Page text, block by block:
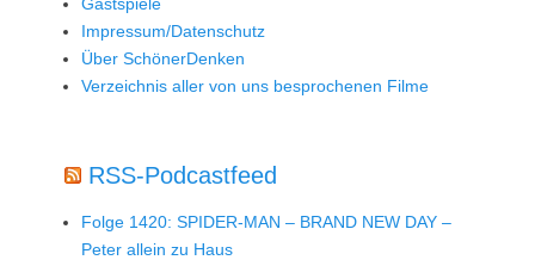
Impressum/Datenschutz
Über SchönerDenken
Verzeichnis aller von uns besprochenen Filme
RSS-Podcastfeed
Folge 1420: SPIDER-MAN – BRAND NEW DAY –
Peter allein zu Haus